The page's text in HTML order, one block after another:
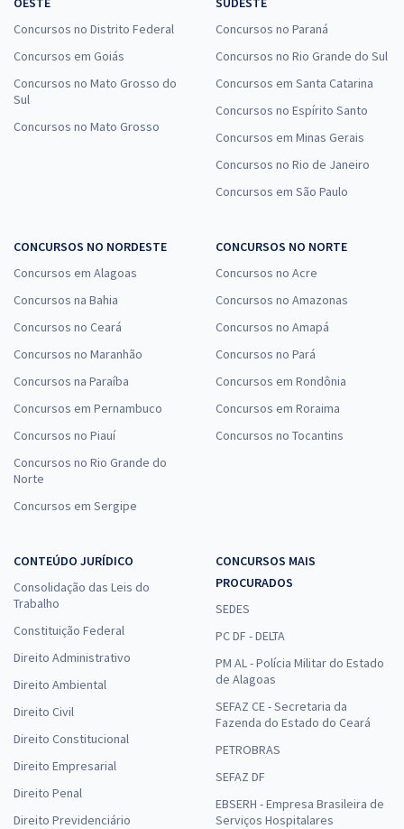
Concursos no Distrito Federal
Concursos em Goiás
Concursos no Mato Grosso do
Sul
Concursos no Mato Grosso
Concursos no Paraná
Concursos no Rio Grande do Sul
Concursos em Santa Catarina
Concursos no Espírito Santo
Concursos em Minas Gerais
Concursos no Rio de Janeiro
Concursos em São Paulo
CONCURSOS NO NORDESTE
Concursos em Alagoas
Concursos na Bahia
Concursos no Ceará
Concursos no Maranhão
Concursos na Paraíba
Concursos em Pernambuco
Concursos no Piauí
Concursos no Rio Grande do
Norte
Concursos em Sergipe
CONCURSOS NO NORTE
Concursos no Acre
Concursos no Amazonas
Concursos no Amapá
Concursos no Pará
Concursos em Rondônia
Concursos em Roraima
Concursos no Tocantins
CONTEÚDO JURÍDICO
Consolidação das Leis do
Trabalho
Constituição Federal
Direito Administrativo
Direito Ambiental
Direito Civil
Direito Constitucional
Direito Empresarial
Direito Penal
Direito Previdenciário
CONCURSOS MAIS
PROCURADOS
SEDES
PC DF - DELTA
PM AL - Polícia Militar do Estado
de Alagoas
SEFAZ CE - Secretaria da
Fazenda do Estado do Ceará
PETROBRAS
SEFAZ DF
EBSERH - Empresa Brasileira de
Serviços Hospitalares